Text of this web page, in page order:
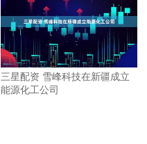
三星配资 雪峰科技在新疆成立
能源化工公司